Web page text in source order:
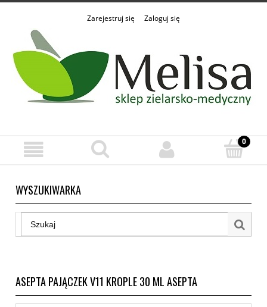
Zarejestruj się Zaloguj się
WYSZUKIWARKA
ASEPTA PAJĄCZEK V11 KROPLE 30 ML ASEPTA